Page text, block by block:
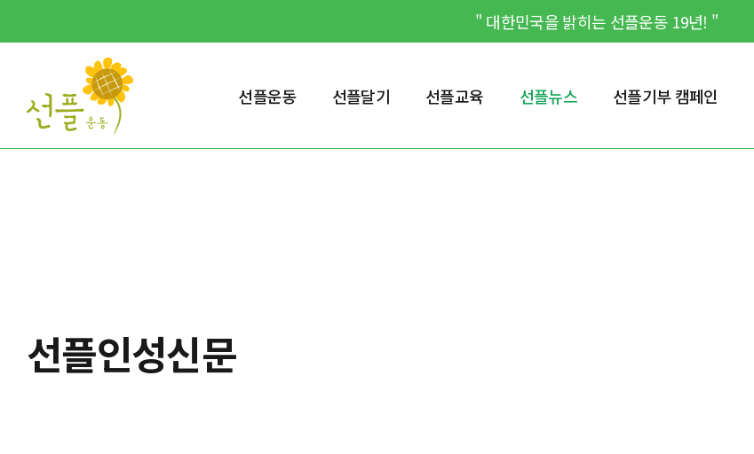
" 대한민국을 밝히는 선플운동 19년! "
선플운동 선플달기 선플교육 선플뉴스 선플기부 캠페인
선플인성신문